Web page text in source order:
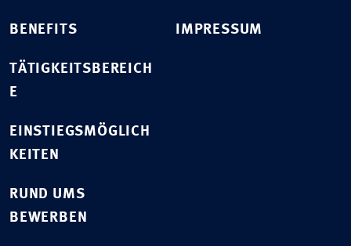
BENEFITS
TÄTIGKEITSBEREICH
E
EINSTIEGSMÖGLICH
KEITEN
RUND UMS
BEWERBEN
IMPRESSUM